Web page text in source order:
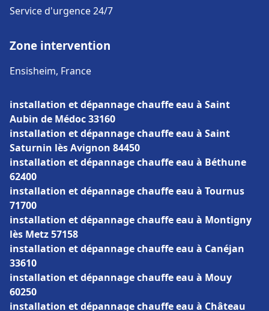
Service d'urgence 24/7
Zone intervention
Ensisheim, France
installation et dépannage chauffe eau à Saint
Aubin de Médoc 33160
installation et dépannage chauffe eau à Saint
Saturnin lès Avignon 84450
installation et dépannage chauffe eau à Béthune
62400
installation et dépannage chauffe eau à Tournus
71700
installation et dépannage chauffe eau à Montigny
lès Metz 57158
installation et dépannage chauffe eau à Canéjan
33610
installation et dépannage chauffe eau à Mouy
60250
installation et dépannage chauffe eau à Château